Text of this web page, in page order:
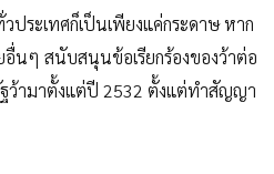
ประเทศก็เป็นเพียงแค่กระดาษ หาก
นๆ สนับสนุนข้อเรียกร้องของว้าต่อ
รัฐว้ามาตั้งแต่ปี 2532 ตั้งแต่ทำสัญญา